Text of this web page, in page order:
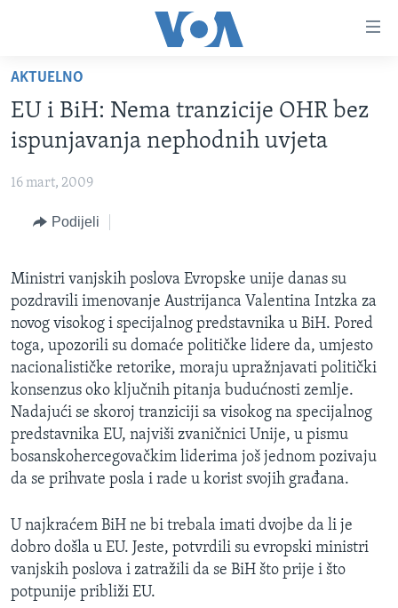
glavni
sadržaj
Pređi
na
glavnu
FOTOGRAFIJE DANA
VIJESTI
SJEDINJENE AMERIČKE DRŽAVE
SVIJET
NAUKA I TEHNOLOGIJA
KORUPCIJA
SLOBODA MEDIJA
ŽENSKA STRANA
IZBJEGLIČKA STRANA
MAGAZIN
O GLASU AMERIKE
Learning English
PRATITE NAS
AKTUELNO
EU i BiH: Nema tranzicije OHR bez
ispunjavanja nephodnih uvjeta
16 mart, 2009
Podijeli
Ministri vanjskih poslova Evropske unije danas su
pozdravili imenovanje Austrijanca Valentina Intzka za
novog visokog i specijalnog predstavnika u BiH. Pored
toga, upozorili su domaće političke lidere da, umjesto
nacionalističke retorike, moraju upražnjavati politički
konsenzus oko ključnih pitanja budućnosti zemlje.
Nadajući se skoroj tranziciji sa visokog na specijalnog
predstavnika EU, najviši zvaničnici Unije, u pismu
bosanskohercegovačkim liderima još jednom pozivaju
da se prihvate posla i rade u korist svojih građana.
U najkraćem BiH ne bi trebala imati dvojbe da li je
dobro došla u EU. Jeste, potvrdili su evropski ministri
vanjskih poslova i zatražili da se BiH što prije i što
potpunije približi EU.